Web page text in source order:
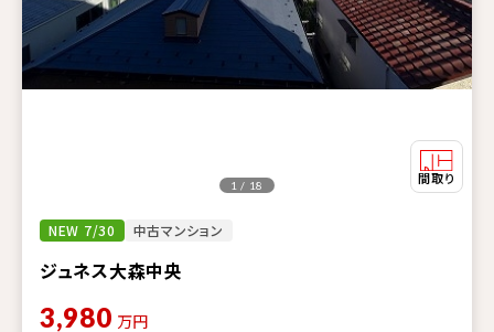
NEW 7/30 中古マンション
ジュネス大森中央
1 / 18
3,980 万円